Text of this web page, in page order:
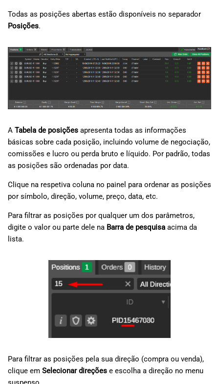
Todas as posições abertas estão disponíveis no separador
Posições.
A Tabela de posições apresenta todas as informações
básicas sobre cada posição, incluindo volume de negociação,
comissões e lucro ou perda bruto e líquido. Por padrão, todas
as posições são ordenadas por data.
Clique na respetiva coluna no painel para ordenar as posições
por símbolo, direção, volume, preço, data, etc.
Para filtrar as posições por qualquer um dos parâmetros,
digite o valor ou parte dele na Barra de pesquisa acima da
lista.
Para filtrar as posições pela sua direção (compra ou venda),
clique em Selecionar direções e escolha a direção no menu